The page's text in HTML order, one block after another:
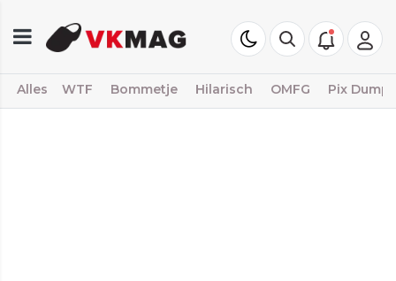
Alles WTF Bommetje Hilarisch OMFG Pix Dump